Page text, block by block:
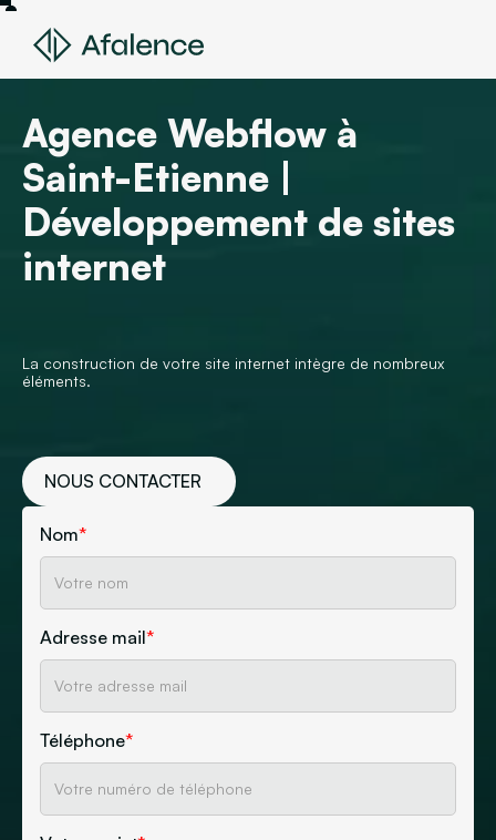
Agence Webflow à
Saint-Etienne |
Développement de sites
internet
La construction de votre site internet intègre de nombreux
éléments.
NOUS CONTACTER
Nom*
Adresse mail*
Téléphone*